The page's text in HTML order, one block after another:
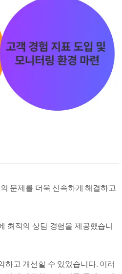
문제를 더욱 신속하게 해결하고
최적의 상담 경험을 제공했습니
하고 개선할 수 있었습니다. 이러